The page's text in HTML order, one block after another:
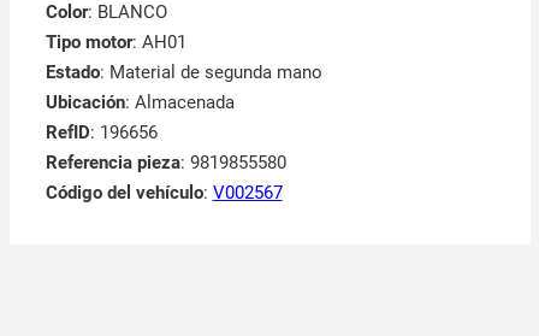
Color: BLANCO
Tipo motor: AH01
Estado: Material de segunda mano
Ubicación: Almacenada
RefID: 196656
Referencia pieza: 9819855580
Código del vehículo: V002567